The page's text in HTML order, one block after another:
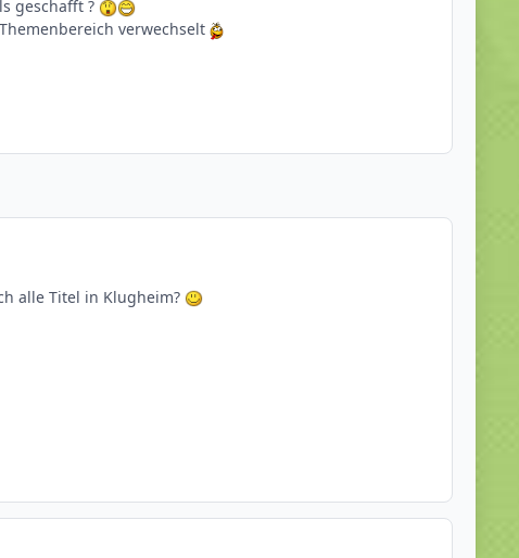
geschafft ?
verwechselt
alle Titel in Klugheim?